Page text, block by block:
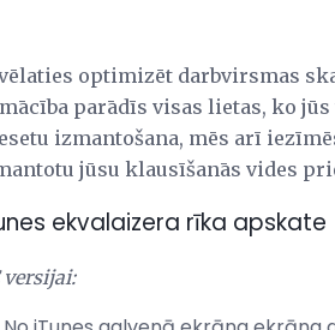
optimizēt darbvirsmas
parādīs visas lietas, ko
izmantošana, mēs arī
jūsu klausīšanās vides
ekvalaizera rīka apskate
versijai: